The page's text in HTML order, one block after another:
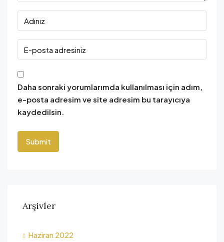
Daha sonraki yorumlarımda kullanılması için adım,
e-posta adresim ve site adresim bu tarayıcıya
kaydedilsin.
Arşivler
Haziran 2022